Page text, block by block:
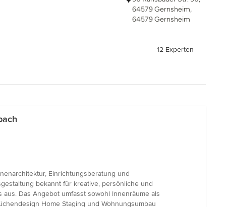
64579 Gernsheim,
64579 Gernsheim
12 Experten
Einrichtungsberatung und
bekannt für kreative, persönliche und
Das Angebot umfasst sowohl Innenräume als
Home Staging und Wohnungsumbau